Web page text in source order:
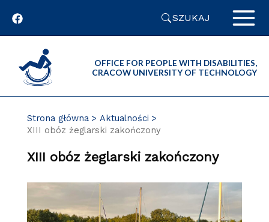
SZUKAJ
OFFICE FOR PEOPLE WITH DISABILITIES,
CRACOW UNIVERSITY OF TECHNOLOGY
Strona główna
Aktualności
XIII obóz żeglarski zakończony
XIII obóz żeglarski zakończony